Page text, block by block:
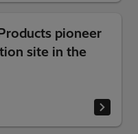
pioneer
site in the